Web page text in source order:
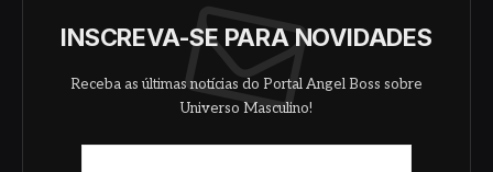
INSCREVA-SE PARA NOVIDADES
Receba as últimas notícias do Portal Angel Boss sobre
Universo Masculino!